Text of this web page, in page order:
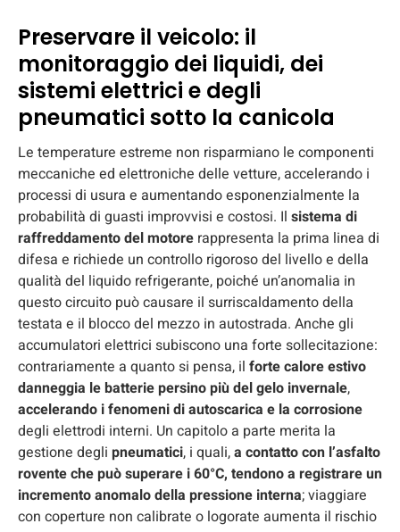
Preservare il veicolo: il
monitoraggio dei liquidi, dei
sistemi elettrici e degli
pneumatici sotto la canicola
Le temperature estreme non risparmiano le componenti
meccaniche ed elettroniche delle vetture, accelerando i
processi di usura e aumentando esponenzialmente la
probabilità di guasti improvvisi e costosi. Il sistema di
raffreddamento del motore rappresenta la prima linea di
difesa e richiede un controllo rigoroso del livello e della
qualità del liquido refrigerante, poiché un’anomalia in
questo circuito può causare il surriscaldamento della
testata e il blocco del mezzo in autostrada. Anche gli
accumulatori elettrici subiscono una forte sollecitazione:
contrariamente a quanto si pensa, il forte calore estivo
danneggia le batterie persino più del gelo invernale,
accelerando i fenomeni di autoscarica e la corrosione
degli elettrodi interni. Un capitolo a parte merita la
gestione degli pneumatici, i quali,a contatto con l’asfalto
rovente che può superare i 60°C, tendono a registrare un
incremento anomalo della pressione interna; viaggiare
con coperture non calibrate o logorate aumenta il rischio